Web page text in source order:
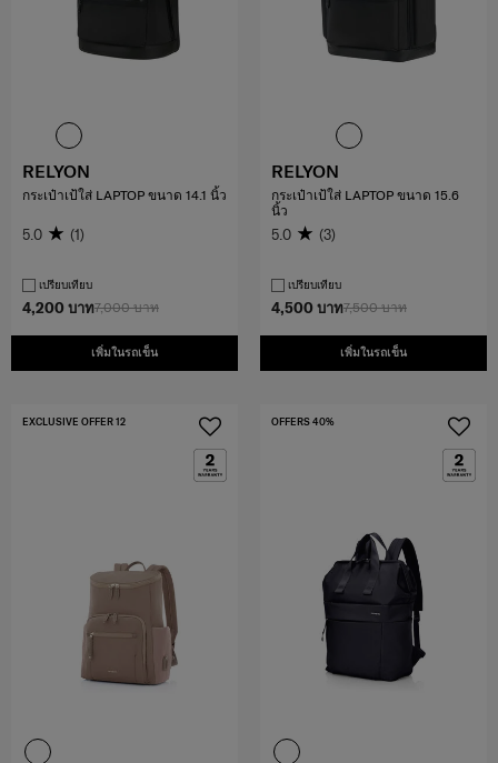
7,000 บาท
4,200 บาท
เพิ่มในรถเข็น
RELYON
กระเป๋าเป้ใส่ LAPTOP ขนาด 14.1 นิ้ว
5.0 (1)
เปรียบเทียบ
7,500 บาท
4,500 บาท
เพิ่มในรถเข็น
RELYON
กระเป๋าเป้ใส่ LAPTOP ขนาด 15.6
นิ้ว
5.0 (3)
เปรียบเทียบ
EXCLUSIVE OFFER 12 OFFERS 40%